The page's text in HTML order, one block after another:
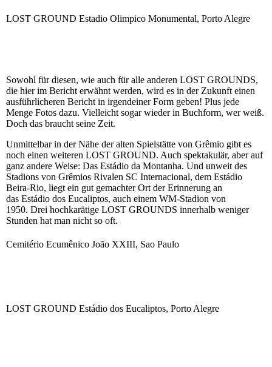
LOST GROUND Estadio Olimpico Monumental, Porto Alegre
Sowohl für diesen, wie auch für alle anderen LOST GROUNDS,
die hier im Bericht erwähnt werden, wird es in der Zukunft einen
ausführlicheren Bericht in irgendeiner Form geben! Plus jede
Menge Fotos dazu. Vielleicht sogar wieder in Buchform, wer weiß.
Doch das braucht seine Zeit.
Unmittelbar in der Nähe der alten Spielstätte von Grêmio gibt es
noch einen weiteren LOST GROUND. Auch spektakulär, aber auf
ganz andere Weise: Das Estádio da Montanha. Und unweit des
Stadions von Grêmios Rivalen SC Internacional, dem Estádio
Beira-Rio, liegt ein gut gemachter Ort der Erinnerung an
das Estádio dos Eucaliptos, auch einem WM-Stadion von
1950. Drei hochkarätige LOST GROUNDS innerhalb weniger
Stunden hat man nicht so oft.
Cemitério Ecumênico João XXIII, Sao Paulo
LOST GROUND Estádio dos Eucaliptos, Porto Alegre